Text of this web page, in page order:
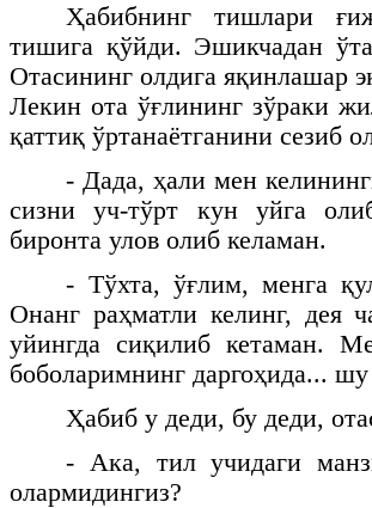
Ҳабибнинг тишлари
тишига қўйди. Эшикчадан
Отасининг олдига яқинлашар
Лекин ота ўғлининг зўраки
қаттиқ ўртанаётганини сезиб
- Дада, ҳали мен
сизни уч-тўрт кун уйга
биронта улов олиб келаман.
- Тўхта, ўғлим, менга
Онанг раҳматли келинг, дея
уйингда сиқилиб кетаман.
боболаримнинг даргоҳида...
Ҳабиб у деди, бу деди,
- Ака, тил учидаги
олармидингиз?